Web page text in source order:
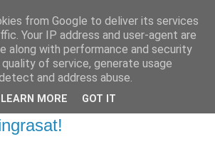
vipere
from Google to deliver its services
Your IP address and user-agent are
along with performance and security
of service, generate usage
and address abuse.
LEARN MORE GOT IT